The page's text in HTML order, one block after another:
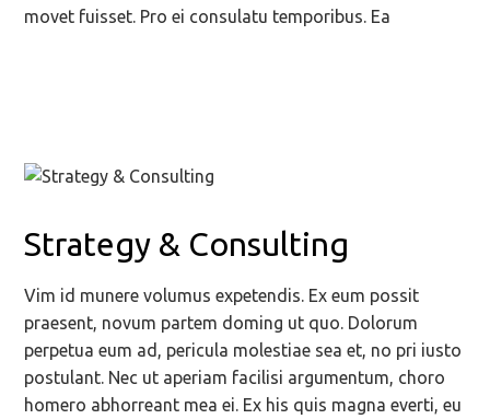
movet fuisset. Pro ei consulatu temporibus. Ea
Strategy & Consulting
Vim id munere volumus expetendis. Ex eum possit
praesent, novum partem doming ut quo. Dolorum
perpetua eum ad, pericula molestiae sea et, no pri iusto
postulant. Nec ut aperiam facilisi argumentum, choro
homero abhorreant mea ei. Ex his quis magna everti, eu